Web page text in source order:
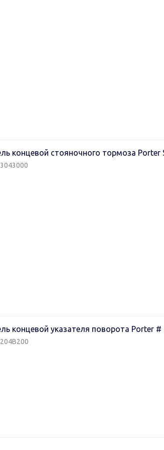
концевой стояночного тормоза Porter
концевой указателя поворота Porter #